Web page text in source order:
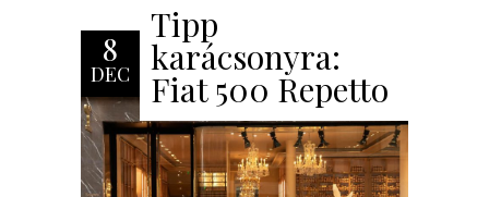
8
DEC
Tipp
karácsonyra:
Fiat 500 Repetto